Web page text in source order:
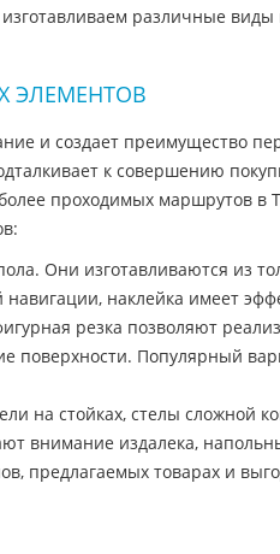
различные
ЭЛЕМЕНТОВ
и создает преимущество
к совершению
проходимых маршрутов в
Они изготавливаются из
наклейка имеет
резка позволяют
поверхности. Популярный
на стойках, стелы сложной
внимание издалека,
предлагаемых товарах и